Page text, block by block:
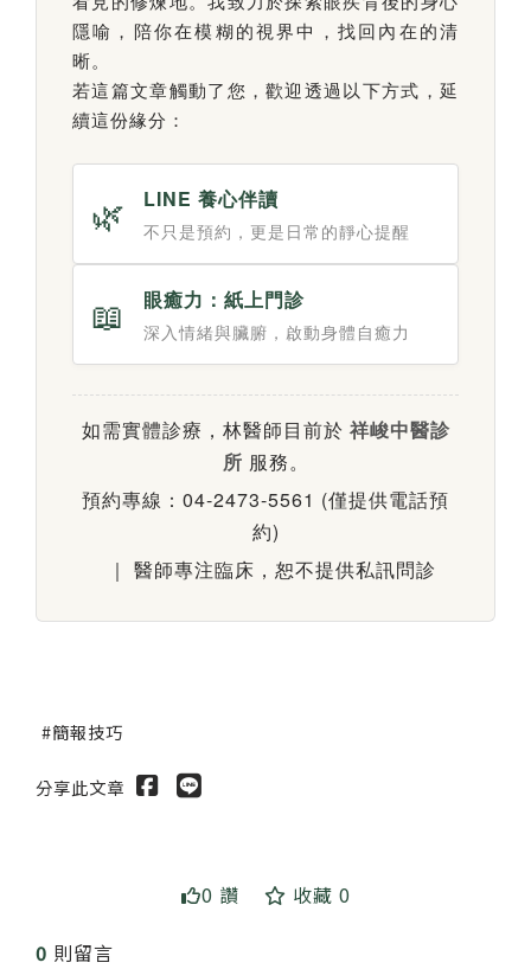
隱喻，陪你在模糊的視界中，找回內在的清
晰。
若這篇文章觸動了您，歡迎透過以下方式，延
續這份緣分：
🌿 LINE 養心伴讀
不只是預約，更是日常的靜心提醒
📖 眼癒力：紙上門診
深入情緒與臟腑，啟動身體自癒力
如需實體診療，林醫師目前於 祥峻中醫診
所 服務。
預約專線：04-2473-5561 (僅提供電話預
約)
｜ 醫師專注臨床，恕不提供私訊問診
簡報技巧
分享此文章
0 讚 收藏 0
0 則留言